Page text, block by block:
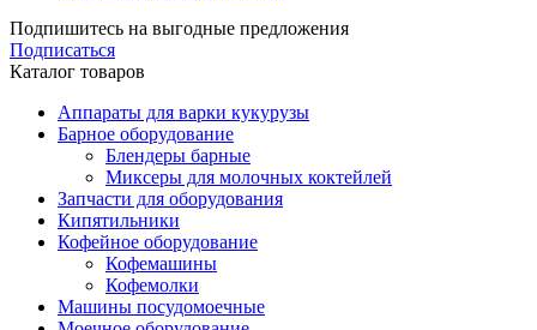
Подпишитесь на выгодные предложения
Подписаться
Каталог товаров
Аппараты для варки кукурузы
Барное оборудование
Блендеры барные
Миксеры для молочных коктейлей
Запчасти для оборудования
Кипятильники
Кофейное оборудование
Кофемашины
Кофемолки
Машины посудомоечные